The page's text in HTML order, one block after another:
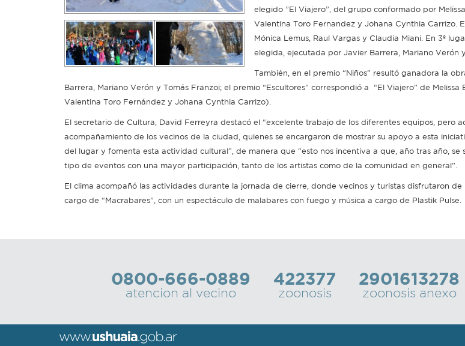
elegido ”El Viajero”, del grupo conformado por
Valentina Toro Fernandez y Johana Cynthia Carrizo.
Mónica Lemus, Raul Vargas y Claudia Miani. En 3º
elegida, ejecutada por Javier Barrera, Mariano Verón
También, en el premio “Niños” resultó ganadora la
Barrera, Mariano Verón y Tomás Franzoi; el premio “Escultores” correspondió a “El Viajero” de Melissa
Valentina Toro Fernández y Johana Cynthia Carrizo).
El secretario de Cultura, David Ferreyra destacó el “excelente trabajo de los diferentes equipos, pero
acompañamiento de los vecinos de la ciudad, quienes se encargaron de mostrar su apoyo a esta
del lugar y fomenta esta actividad cultural”, de manera que “esto nos incentiva a que, año tras año, se
tipo de eventos con una mayor participación, tanto de los artistas como de la comunidad en general”.
El clima acompañó las actividades durante la jornada de cierre, donde vecinos y turistas disfrutaron de
cargo de “Macrabares”, con un espectáculo de malabares con fuego y música a cargo de Plastik Pulse.
0800-666-0889
atencion al vecino
422377
zoonosis
2901613278
zoonosis anexo